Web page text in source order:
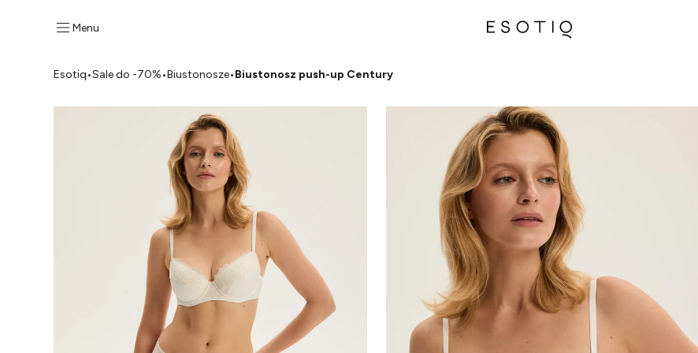
Menu
Esotiq•Sale do -70%•Biustonosze•Biustonosz push-up Century